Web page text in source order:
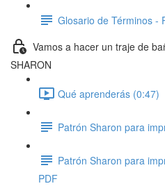
Glosario de Términos -
Vamos a hacer un traje de
SHARON
Qué aprenderás (0:47)
Patrón Sharon para
Patrón Sharon para
PDF